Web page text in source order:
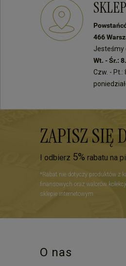
466
Jesteśmy
Wt. - Śr.:
Czw. - Pt.:
ZAPISZ SIĘ
I odbierz 5% rabatu na
*Rabat nie dotyczy produktów z
finansowych oraz walorów
sklepie internetowym.
O nas